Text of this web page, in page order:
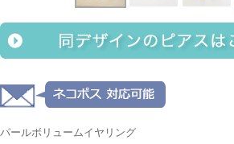
パールボリュームイヤリング